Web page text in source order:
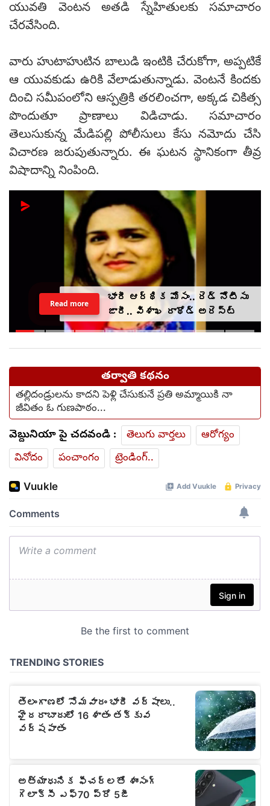
యువతి వెంటన అతడి స్నేహితులకు సమాచారం
చేరవేసింది.
వారు హుటాహుటిన బాలుడి ఇంటికి చేరుకోగా, అప్పటికే
ఆ యువకుడు ఉరికి వేలాడుతున్నాడు. వెంటనే కిందకు
దించి సమీపంలోని ఆస్పత్రికి తరలించగా, అక్కడ చికిత్స
పొందుతూ ప్రాణాలు విడిచాడు. సమాచారం
తెలుసుకున్న మేడిపల్లి పోలీసులు కేసు నమోదు చేసి
విచారణ జరుపుతున్నారు. ఈ ఘటన స్థానికంగా తీవ్ర
విషాదాన్ని నింపింది.
భారీ ఆర్థిక మోసం.. రెడ్ నోటీసు
జారీ.. విశాఖ రాథోడ్‌‌ అరెస్ట్
Read more
తర్వాతి కథనం
తల్లిదండ్రులను కాదని పెళ్లి చేసుకునే ప్రతి అమ్మాయికి నా
జీవితం ఓ గుణపాఠం...
వెబ్దునియా పై చదవండి : తెలుగు వార్తలు
ఆరోగ్యం
వినోదం
పంచాంగం ట్రెండింగ్..